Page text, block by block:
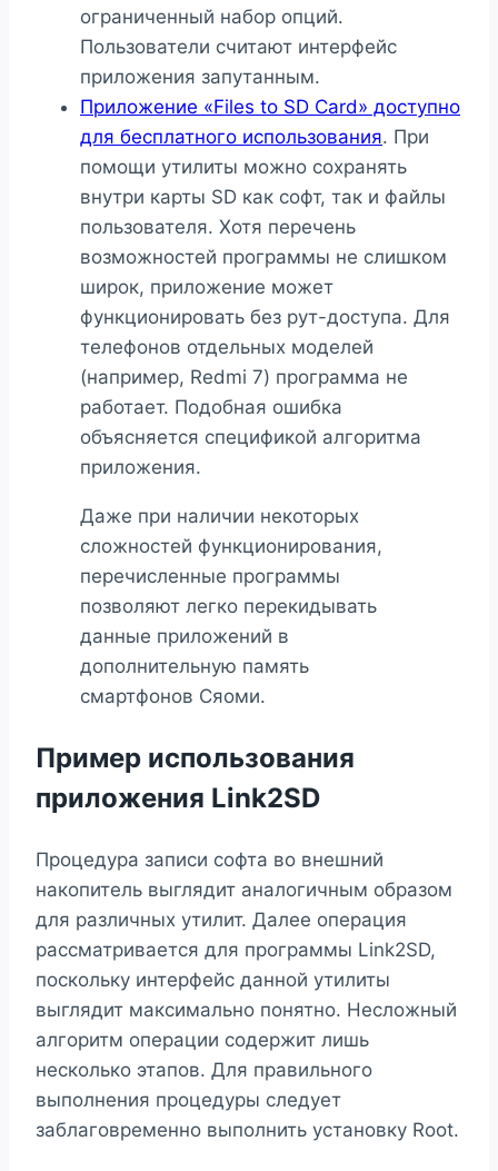
ограниченный набор опций.
Пользователи считают интерфейс
приложения запутанным.
Приложение «Files to SD Card» доступно
для бесплатного использования. При
помощи утилиты можно сохранять
внутри карты SD как софт, так и файлы
пользователя. Хотя перечень
возможностей программы не слишком
широк, приложение может
функционировать без рут-доступа. Для
телефонов отдельных моделей
(например, Redmi 7) программа не
работает. Подобная ошибка
объясняется спецификой алгоритма
приложения.
Даже при наличии некоторых
сложностей функционирования,
перечисленные программы
позволяют легко перекидывать
данные приложений в
дополнительную память
смартфонов Сяоми.
Пример использования
приложения Link2SD
Процедура записи софта во внешний
накопитель выглядит аналогичным образом
для различных утилит. Далее операция
рассматривается для программы Link2SD,
поскольку интерфейс данной утилиты
выглядит максимально понятно. Несложный
алгоритм операции содержит лишь
несколько этапов. Для правильного
выполнения процедуры следует
заблаговременно выполнить установку Root.